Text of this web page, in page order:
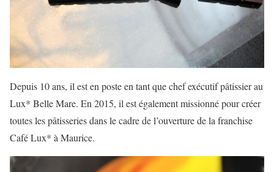
Depuis 10 ans, il est en poste en tant que chef exécutif pâtissier au
Lux* Belle Mare. En 2015, il est également missionné pour créer
toutes les pâtisseries dans le cadre de l’ouverture de la franchise
Café Lux* à Maurice.